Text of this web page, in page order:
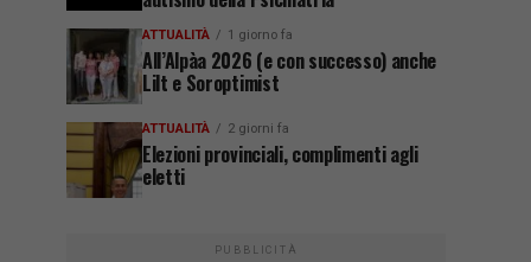
ATTUALITÀ 1 giorno fa
All’Alpàa 2026 (e con successo) anche
Lilt e Soroptimist
ATTUALITÀ 2 giorni fa
Elezioni provinciali, complimenti agli
eletti
PUBBLICITÀ